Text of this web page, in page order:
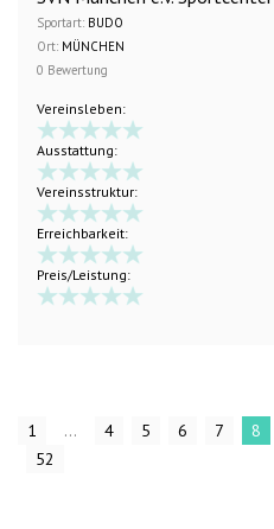
Sportart: BUDO
Ort: MÜNCHEN
0 Bewertung
Vereinsleben:
Ausstattung:
Vereinsstruktur:
Erreichbarkeit:
Preis/Leistung:
1 ... 4 5 6 7 8
52